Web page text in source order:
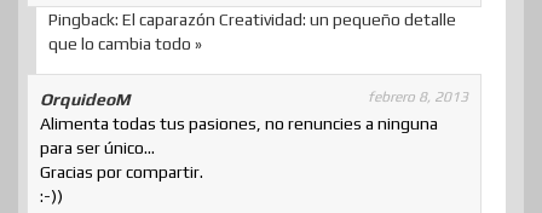
Pingback: El caparazón Creatividad: un pequeño detalle
que lo cambia todo »
OrquideoM febrero 8, 2013
Alimenta todas tus pasiones, no renuncies a ninguna
para ser único…
Gracias por compartir.
:-))